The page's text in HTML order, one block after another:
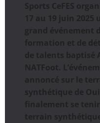
Sports CeFES
17 au 19 juin 2025
grand événement
formation et de
de talents baptisé
NATFoot.
annoncé sur le
synthétique de
finalement se
terrain